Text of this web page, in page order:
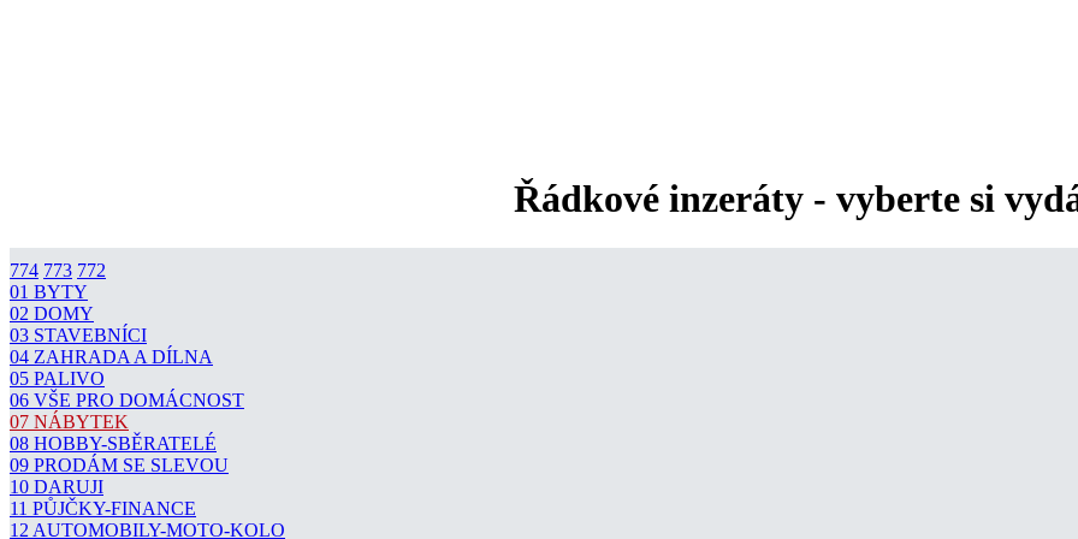
Řádkové inzeráty - vyberte si
774 773 772
01 BYTY
02 DOMY
03 STAVEBNÍCI
04 ZAHRADA A DÍLNA
05 PALIVO
06 VŠE PRO DOMÁCNOST
07 NÁBYTEK
08 HOBBY-SBĚRATELÉ
09 PRODÁM SE SLEVOU
10 DARUJI
11 PŮJČKY-FINANCE
12 AUTOMOBILY-MOTO-KOLO